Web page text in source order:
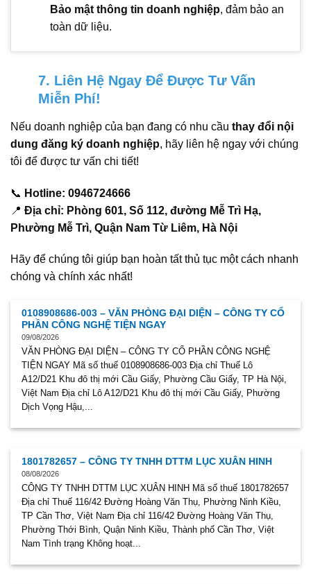
Bảo mật thông tin doanh nghiệp, đảm bảo an
toàn dữ liệu.
7. Liên Hệ Ngay Để Được Tư Vấn
Miễn Phí!
Nếu doanh nghiệp của bạn đang có nhu cầu thay đổi nội
dung đăng ký doanh nghiệp, hãy liên hệ ngay với chúng
tôi để được tư vấn chi tiết!
📞 Hotline: 0946724666
📍 Địa chỉ: Phòng 601, Số 112, đường Mễ Trì Hạ,
Phường Mễ Trì, Quận Nam Từ Liêm, Hà Nội
Hãy để chúng tôi giúp bạn hoàn tất thủ tục một cách nhanh
chóng và chính xác nhất!
0108908686-003 – VĂN PHÒNG ĐẠI DIỆN – CÔNG TY CỔ
PHẦN CÔNG NGHỆ TIỆN NGAY
09/08/2026
VĂN PHÒNG ĐẠI DIỆN – CÔNG TY CỔ PHẦN CÔNG NGHỆ
TIỆN NGAY Mã số thuế 0108908686-003 Địa chỉ Thuế Lô
A12/D21 Khu đô thị mới Cầu Giấy, Phường Cầu Giấy, TP Hà Nội,
Việt Nam Địa chỉ Lô A12/D21 Khu đô thị mới Cầu Giấy, Phường
Dịch Vọng Hậu,...
1801782657 – CÔNG TY TNHH DTTM LỤC XUÂN HINH
08/08/2026
CÔNG TY TNHH DTTM LỤC XUÂN HINH Mã số thuế 1801782657
Địa chỉ Thuế 116/42 Đường Hoàng Văn Thụ, Phường Ninh Kiều,
TP Cần Thơ, Việt Nam Địa chỉ 116/42 Đường Hoàng Văn Thụ,
Phường Thới Bình, Quận Ninh Kiều, Thành phố Cần Thơ, Việt
Nam Tình trạng Không hoạt...